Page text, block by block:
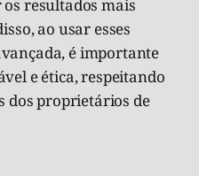
resultados mais
ao usar esses
é importante
e ética, respeitando
dos proprietários de